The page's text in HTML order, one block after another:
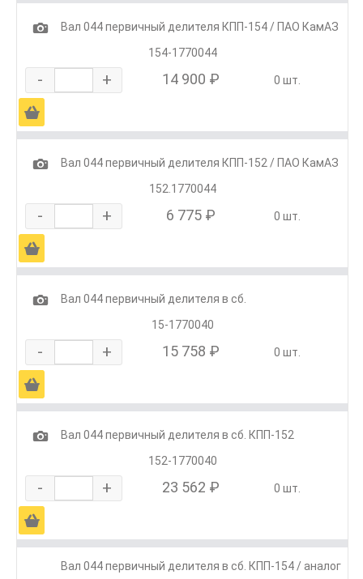
1
Вал 044 первичный делителя КПП-154 / ПАО КамАЗ
154-1770044
- + 14 900 ₽ 0 шт.
Ä
1
Вал 044 первичный делителя КПП-152 / ПАО КамАЗ
152.1770044
- + 6 775 ₽ 0 шт.
Ä
1
Вал 044 первичный делителя в сб.
15-1770040
- + 15 758 ₽ 0 шт.
Ä
1
Вал 044 первичный делителя в сб. КПП-152
152-1770040
- + 23 562 ₽ 0 шт.
Ä
Вал 044 первичный делителя в сб. КПП-154 / аналог